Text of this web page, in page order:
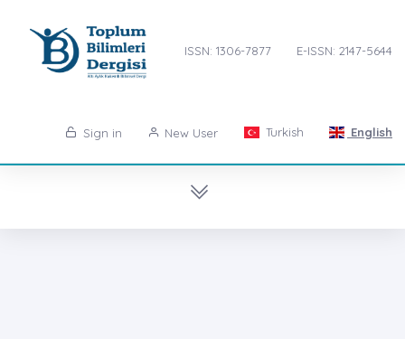
ISSN: 1306-7877 E-ISSN: 2147-5644
Sign in New User Turkish English